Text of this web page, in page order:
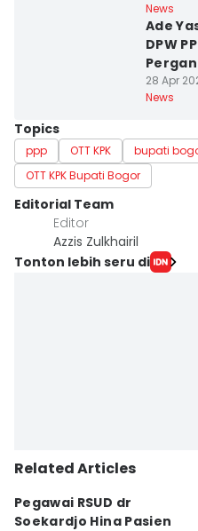
News
Ade
DPW
28 Apr
News
Topics
ppp OTT KPK bupati
OTT KPK Bupati Bogor
Editorial Team
Editor
Azzis Zulkhairil
Tonton lebih seru di
Related Articles
Pegawai RSUD dr
Soekardjo Hina Pasien